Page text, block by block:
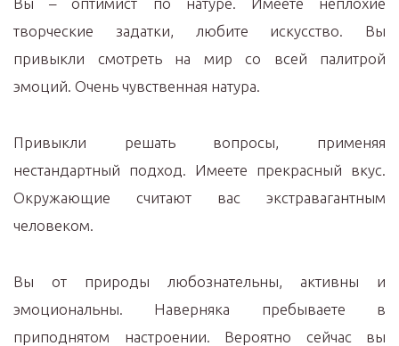
творческие задатки, любите искусство. Вы
привыкли смотреть на мир со всей палитрой
эмоций. Очень чувственная натура.
Привыкли решать вопросы, применяя
нестандартный подход. Имеете прекрасный вкус.
Окружающие считают вас экстравагантным
человеком.
Вы от природы любознательны, активны и
эмоциональны. Наверняка пребываете в
приподнятом настроении. Вероятно сейчас вы